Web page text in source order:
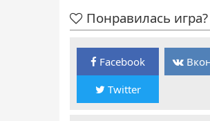
Понравилась
Facebook
Twitter